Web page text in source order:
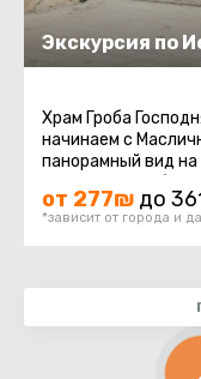
Экскурсия по
Храм Гроба
начинаем с
панорамный вид
от 277₪ до
*зависит от города и